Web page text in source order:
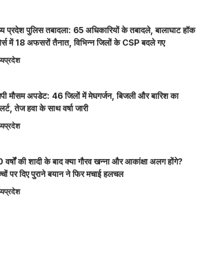
प्रदेश पुलिस तबादला: 65 अधिकारियों के तबादले, बालाघाट हॉक
में 18 अफसरों तैनात, विभिन्न जिलों के CSP बदले गए
मौसम अपडेट: 46 जिलों में मेघगर्जन, बिजली और बारिश का
तेज हवा के साथ वर्षा जारी
वर्षों की शादी के बाद क्या गौरव खन्ना और आकांक्षा अलग होंगे?
पर दिए पुराने बयान ने फिर मचाई हलचल